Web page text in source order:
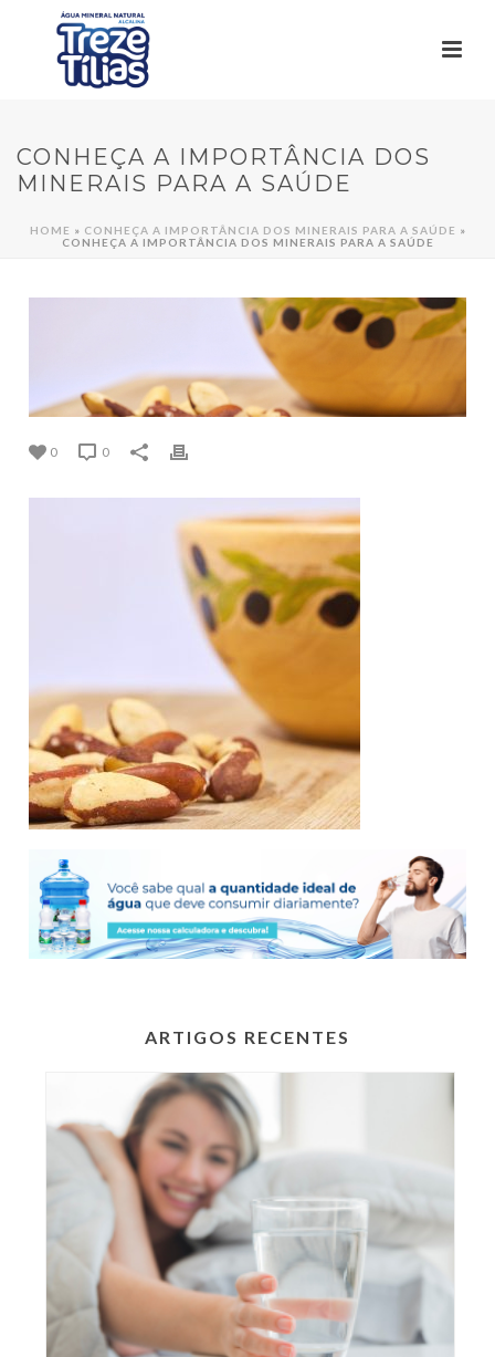
CONHEÇA A IMPORTÂNCIA DOS
MINERAIS PARA A SAÚDE
HOME » CONHEÇA A IMPORTÂNCIA DOS MINERAIS PARA A SAÚDE »
CONHEÇA A IMPORTÂNCIA DOS MINERAIS PARA A SAÚDE
0 0
ARTIGOS RECENTES